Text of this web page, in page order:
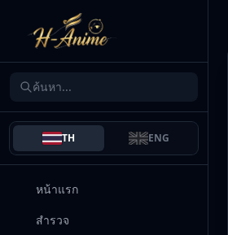
TH ENG
หน้าแรก
สำรวจ